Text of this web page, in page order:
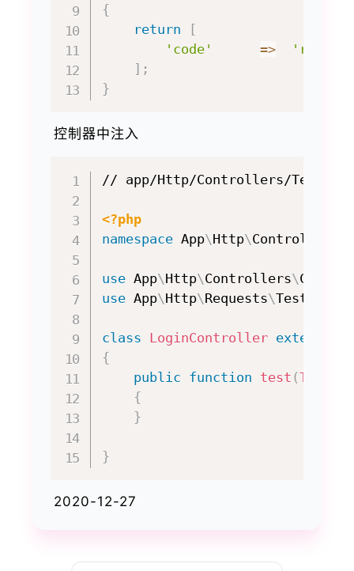
{
return
[
'code'
=>
] ;
}
控制器中注入
// app/Http/Controllers/
<?php
namespace App\Http\Controllers
use App\Http\Controllers\
use App\Http\Requests\
class LoginController extends
{
public function test (
{
}
}
2020-12-27